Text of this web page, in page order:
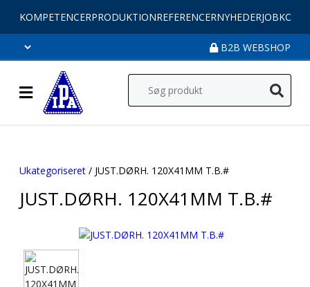
KOMPETENCERPRODUKTIONREFERENCERNYHEDERJOB
B2B WEBSHOP
Ukategoriseret / JUST.DØRH. 120X41MM T.B.#
JUST.DØRH. 120X41MM T.B.#